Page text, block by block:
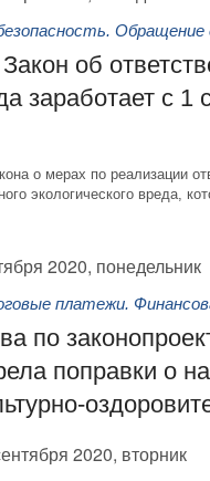
об
заработает с 1
о мерах по реализации
экологического вреда,
2020, понедельник
платежи.
по
поправки о
2020, вторник